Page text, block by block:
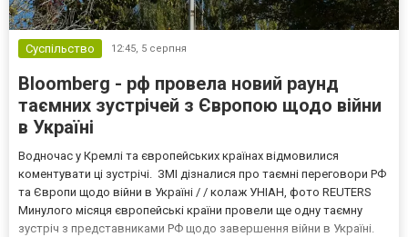
Суспільство 12:45, 5 серпня
Bloomberg - рф провела новий раунд
таємних зустрічей з Європою щодо війни
в Україні
Водночас у Кремлі та європейських країнах відмовилися
коментувати ці зустрічі. ЗМІ дізналися про таємні переговори РФ
та Європи щодо війни в Україні / / колаж УНІАН, фото REUTERS
Минулого місяця європейські країни провели ще одну таємну
зустріч з представниками РФ щодо завершення війни в Україні.